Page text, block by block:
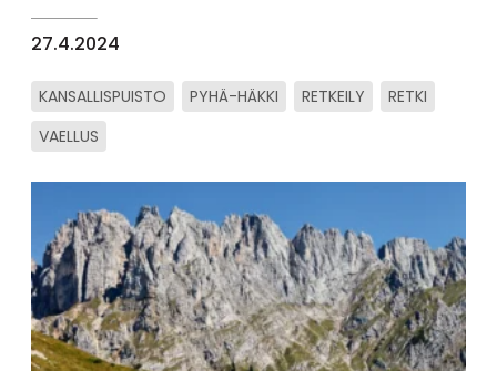
27.4.2024
KANSALLISPUISTO PYHÄ-HÄKKI RETKEILY
RETKI
VAELLUS